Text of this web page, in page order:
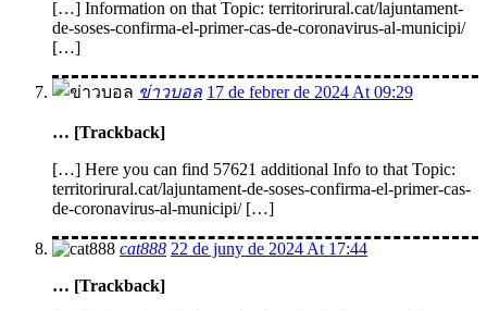
[…] Information on that Topic: territorirural.cat/lajuntament-
de-soses-confirma-el-primer-cas-de-coronavirus-al-municipi/
[…]
ข่าวบอล 17 de febrer de 2024 At 09:29
… [Trackback]
[…] Here you can find 57621 additional Info to that Topic:
territorirural.cat/lajuntament-de-soses-confirma-el-primer-cas-
de-coronavirus-al-municipi/ […]
cat888 22 de juny de 2024 At 17:44
… [Trackback]